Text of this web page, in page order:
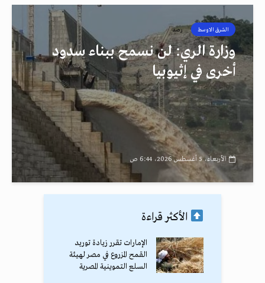
الشرق الاوسط رصد
وزارة الري: لن نسمح ببناء سدود
أخرى في إثيوبيا
الأربعاء، 5 أغسطس 2026، 6:44 ص
الأكثر قراءة
الإمارات تقرر زيادة توريد
القمح المزروع في مصر لهيئة
السلع التموينية المصرية